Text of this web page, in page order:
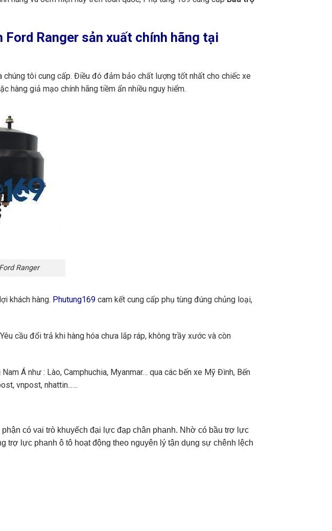
Ranger sản xuất chính hãng tại
chúng tôi cung cấp. Điều đó đảm bảo chất lượng tốt nhất cho chiếc xe
hàng giả mạo chính hãng tiềm ẩn nhiều nguy hiểm.
Ranger
khách hàng. Phutung169 cam kết cung cấp phụ tùng đúng chủng loại,
cầu đổi trả khi hàng hóa chưa lắp ráp, không trầy xước và còn
Á như : Lào, Camphuchia, Myanmar… qua các bến xe Mỹ Đình, Bến
vnpost, nhattin..….
có vai trò khuyếch đại lực đạp chân phanh. Nhờ có bầu trợ lực
trợ lực phanh ô tô hoạt động theo nguyên lý tận dụng sự chênh lệch